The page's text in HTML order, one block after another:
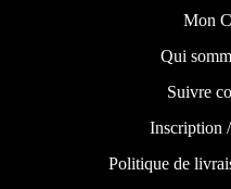
Mon
Qui
Suivre
Inscription
Politique de